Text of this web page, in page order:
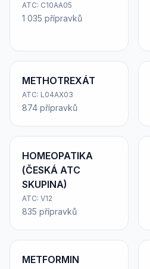
ATC: C10AA05
1 035 přípravků
METHOTREXÁT
ATC: L04AX03
874 přípravků
HOMEOPATIKA
(ČESKÁ ATC
SKUPINA)
ATC: V12
835 přípravků
METFORMIN